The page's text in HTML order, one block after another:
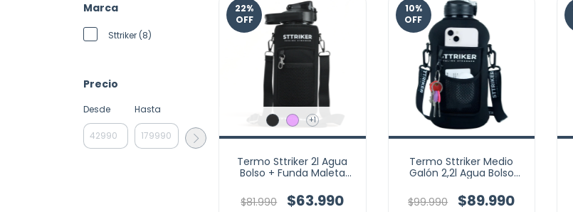
Marca
Sttriker (8)
Precio
Desde Hasta
22%
OFF
+1
Termo Sttriker 2l Agua
Bolso + Funda Maleta
$81.990
$63.990
10%
OFF
Termo Sttriker Medio
Galón 2,2l Agua Bolso
$99.990
$89.990